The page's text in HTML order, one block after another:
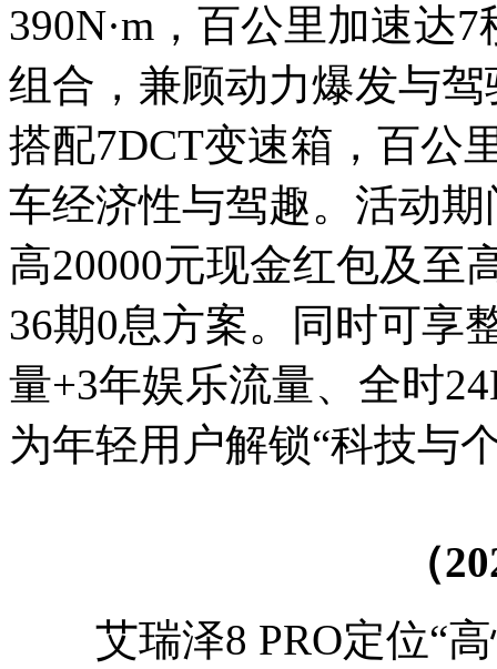
390N·m，百公里加速达
组合，兼顾动力爆发与
搭配7DCT变速箱，百公
车经济性与驾趣。活动
高20000元现金红包及至
36期0息方案。同时可享
量+3年娱乐流量、全时
为年轻用户解锁“科技与
（
艾瑞泽8 PRO定位“高